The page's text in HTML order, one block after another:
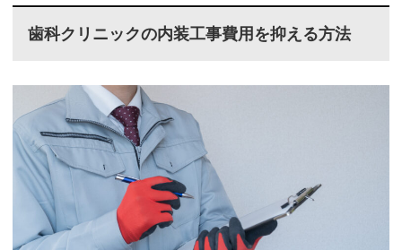
歯科クリニックの内装工事費用を抑える方法